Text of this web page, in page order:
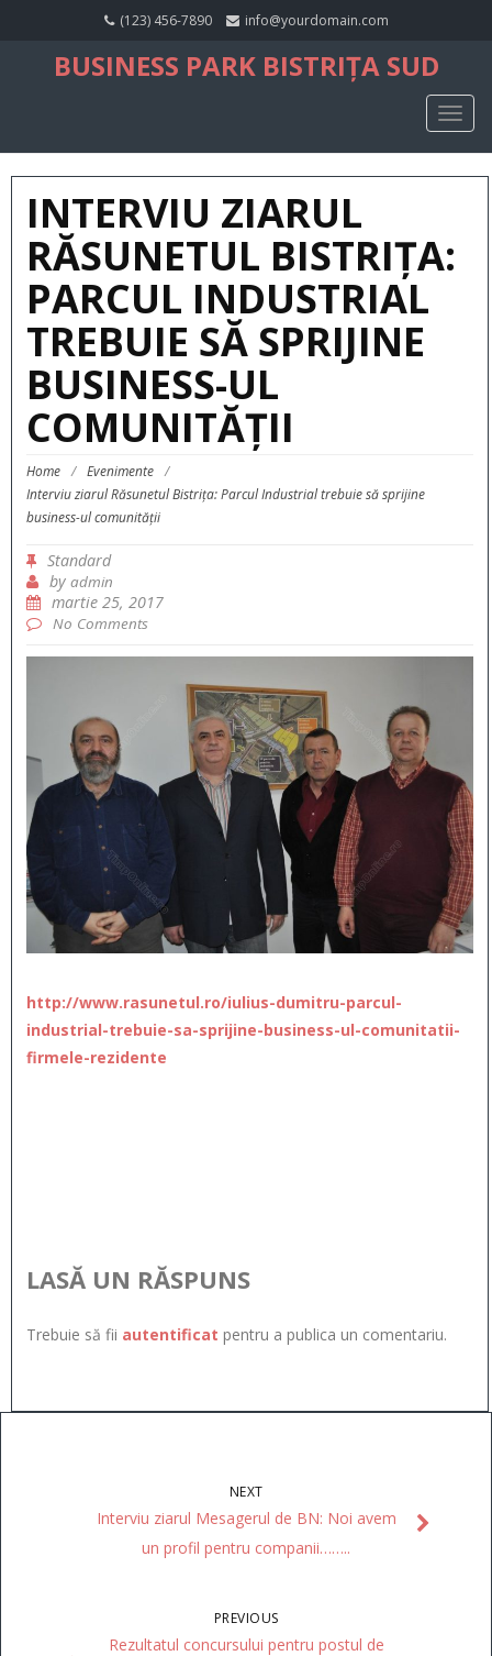
(123) 456-7890 info@yourdomain.com
BUSINESS PARK BISTRIȚA SUD
INTERVIU ZIARUL
RĂSUNETUL BISTRIȚA:
PARCUL INDUSTRIAL
TREBUIE SĂ SPRIJINE
BUSINESS-UL
COMUNITĂȚII
Home / Evenimente /
Interviu ziarul Răsunetul Bistrița: Parcul Industrial trebuie să sprijine
business-ul comunității
Standard
by admin
martie 25, 2017
No Comments
http://www.rasunetul.ro/iulius-dumitru-parcul-
industrial-trebuie-sa-sprijine-business-ul-comunitatii-
firmele-rezidente
LASĂ UN RĂSPUNS
Trebuie să fii autentificat pentru a publica un comentariu.
NEXT
Interviu ziarul Mesagerul de BN: Noi avem
un profil pentru companii……..
PREVIOUS
Rezultatul concursului pentru postul de